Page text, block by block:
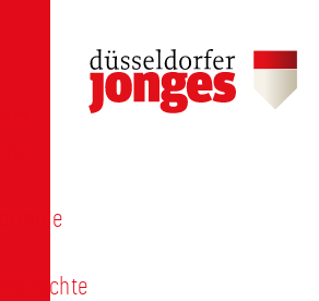
Termine
Geschichte